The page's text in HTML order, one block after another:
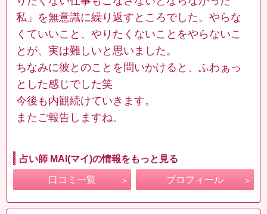
私」を無意識に繰り返すところでした。やらな
くていいこと、やりたくないことをやらないこ
とが、実は難しいと思いました。
ちなみに彼とのことを問いかけると、ふわぁっ
とした感じでした笑
今後も内観続けていきます。
またご報告しますね。
占い師 MAI(マイ)の情報をもっと見る
口コミ一覧 プロフィール